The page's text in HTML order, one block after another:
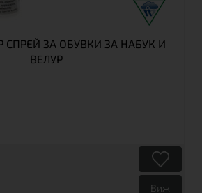
СПРЕЙ ЗА ОБУВКИ ЗА НАБУК И
ВЕЛУР
Виж